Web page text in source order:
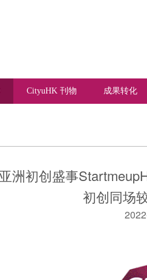
CityuHK 刊物 成果转化
洲初创盛事
初创同场